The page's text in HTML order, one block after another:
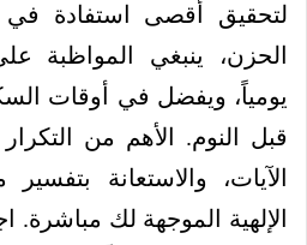
لتحقيق أقصى استفادة في
الحزن، ينبغي المواظبة
يومياً، ويفضل في أوقات
قبل النوم. الأهم من
الآيات، والاستعانة
الإلهية الموجهة لك مباشرة.